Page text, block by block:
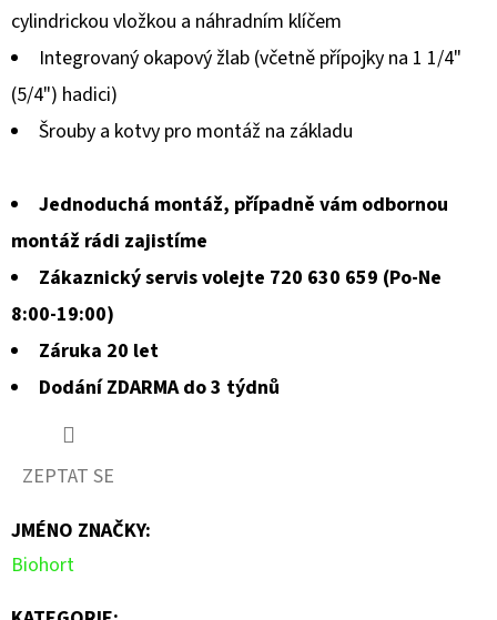
cylindrickou vložkou a náhradním klíčem
Integrovaný okapový žlab (včetně přípojky na 1 1/4"
(5/4") hadici)
Šrouby a kotvy pro montáž na základu
Jednoduchá montáž, případně vám odbornou
montáž rádi zajistíme
Zákaznický servis volejte 720 630 659 (Po-Ne
8:00-19:00)
Záruka 20 let
Dodání ZDARMA do 3 týdnů
ZEPTAT SE
JMÉNO ZNAČKY:
Biohort